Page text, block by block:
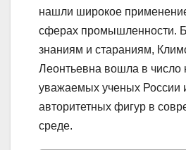
нашли широкое
сферах промышленности.
знаниям и стараниям,
Леонтьевна вошла в число
уважаемых ученых России
авторитетных фигур в
среде.